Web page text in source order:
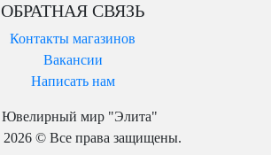
ОБРАТНАЯ СВЯЗЬ
Контакты магазинов
Вакансии
Написать нам
Ювелирный мир "Элита"
2026 © Все права защищены.